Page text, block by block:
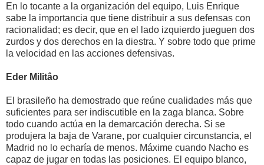
En lo tocante a la organización del equipo, Luis Enrique
sabe la importancia que tiene distribuir a sus defensas con
racionalidad; es decir, que en el lado izquierdo jueguen dos
zurdos y dos derechos en la diestra. Y sobre todo que prime
la velocidad en las acciones defensivas.
Eder Militâo
El brasileño ha demostrado que reúne cualidades más que
suficientes para ser indiscutible en la zaga blanca. Sobre
todo cuando actúa en la demarcación derecha. Si se
produjera la baja de Varane, por cualquier circunstancia, el
Madrid no lo echaría de menos. Máxime cuando Nacho es
capaz de jugar en todas las posiciones. El equipo blanco,